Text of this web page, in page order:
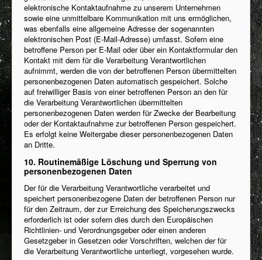
elektronische Kontaktaufnahme zu unserem Unternehmen
sowie eine unmittelbare Kommunikation mit uns ermöglichen,
was ebenfalls eine allgemeine Adresse der sogenannten
elektronischen Post (E-Mail-Adresse) umfasst. Sofern eine
betroffene Person per E-Mail oder über ein Kontaktformular den
Kontakt mit dem für die Verarbeitung Verantwortlichen
aufnimmt, werden die von der betroffenen Person übermittelten
personenbezogenen Daten automatisch gespeichert. Solche
auf freiwilliger Basis von einer betroffenen Person an den für
die Verarbeitung Verantwortlichen übermittelten
personenbezogenen Daten werden für Zwecke der Bearbeitung
oder der Kontaktaufnahme zur betroffenen Person gespeichert.
Es erfolgt keine Weitergabe dieser personenbezogenen Daten
an Dritte.
10. Routinemäßige Löschung und Sperrung von
personenbezogenen Daten
Der für die Verarbeitung Verantwortliche verarbeitet und
speichert personenbezogene Daten der betroffenen Person nur
für den Zeitraum, der zur Erreichung des Speicherungszwecks
erforderlich ist oder sofern dies durch den Europäischen
Richtlinien- und Verordnungsgeber oder einen anderen
Gesetzgeber in Gesetzen oder Vorschriften, welchen der für
die Verarbeitung Verantwortliche unterliegt, vorgesehen wurde.